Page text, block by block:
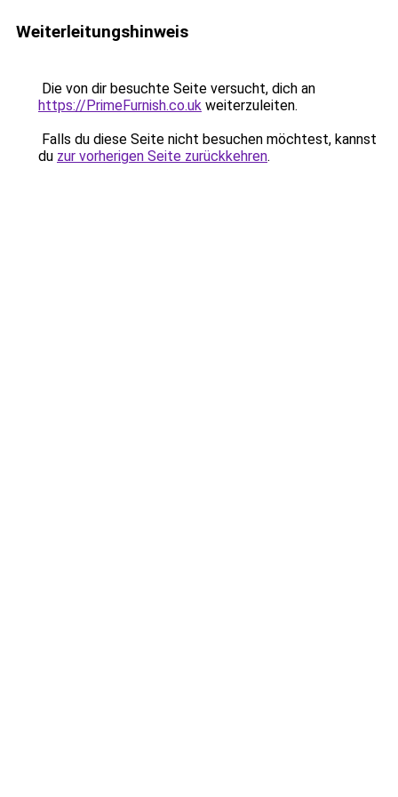
Weiterleitungshinweis
Die von dir besuchte Seite versucht, dich an
https://PrimeFurnish.co.uk weiterzuleiten.
Falls du diese Seite nicht besuchen möchtest, kannst
du zur vorherigen Seite zurückkehren.